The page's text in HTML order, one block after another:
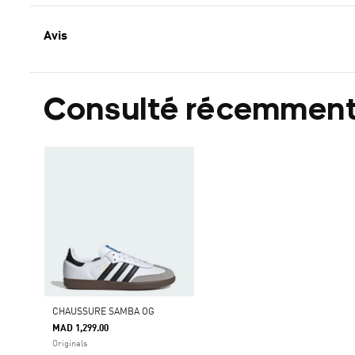
Avis
Consulté
CHAUSSURE SAMBA OG
MAD 1,299.00
Originals